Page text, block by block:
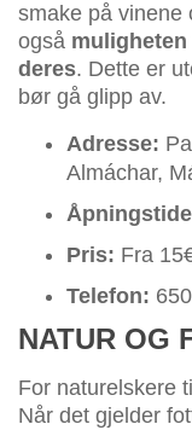
smake på vinene
også
deres. Dette er
bør gå glipp av.
Adresse:
Almáchar,
Pris: Fra
Telefon:
NATUR OG
For naturelskere
Når det gjelder